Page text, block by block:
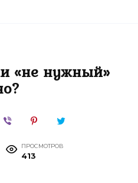
«не нужный»
ПРОСМОТРОВ
413